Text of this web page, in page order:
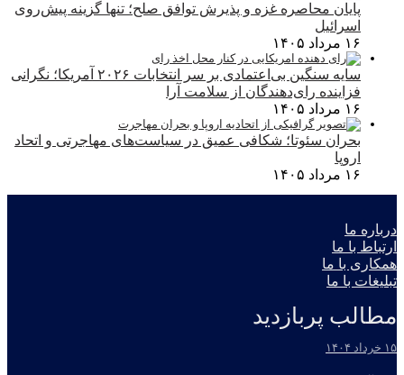
پایان محاصره غزه و پذیرش توافق صلح؛ تنها گزینه پیش‌روی
اسرائیل
۱۶ مرداد ۱۴۰۵
سایه سنگین بی‌اعتمادی بر سر انتخابات ۲۰۲۶ آمریکا؛ نگرانی
فزاینده رای‌دهندگان از سلامت آرا
۱۶ مرداد ۱۴۰۵
بحران سئوتا؛ شکافی عمیق در سیاست‌های مهاجرتی و اتحاد
اروپا
۱۶ مرداد ۱۴۰۵
درباره ما
ارتباط با ما
همکاری با ما
تبلیغات با ما
مطالب پربازدید
۱۵ خرداد ۱۴۰۴